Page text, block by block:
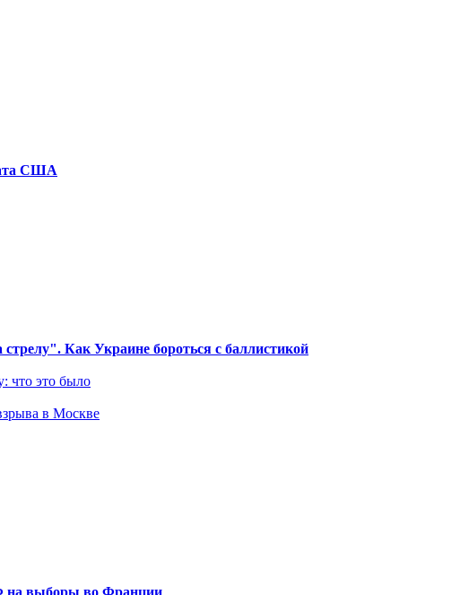
США
Как Украине бороться с баллистикой
что это было
в Москве